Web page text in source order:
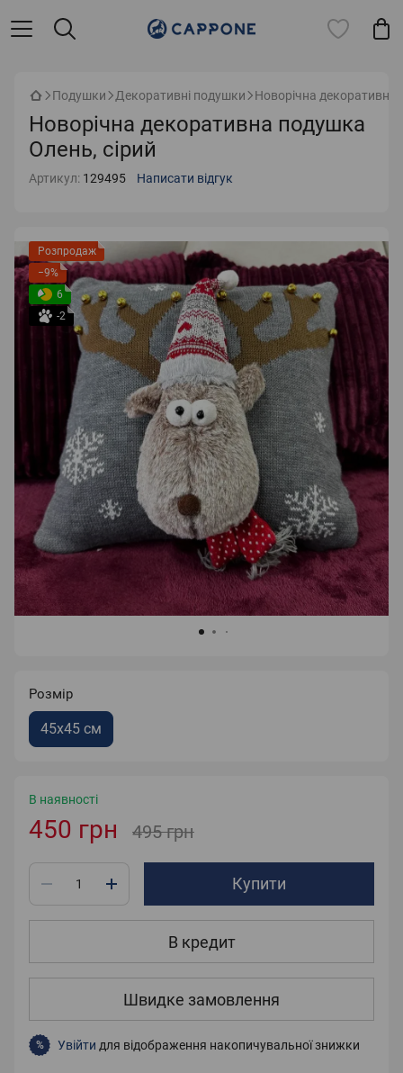
Подушки Декоративні подушки Новорічна декоративна
Новорічна декоративна подушка
Олень, сірий
Артикул: 129495 Написати відгук
Розпродаж
−9%
6
-2
Розмір
45x45 см
В наявності
450 грн 495 грн
Купити
В кредит
Швидке замовлення
% Увійти для відображення накопичувальної знижки